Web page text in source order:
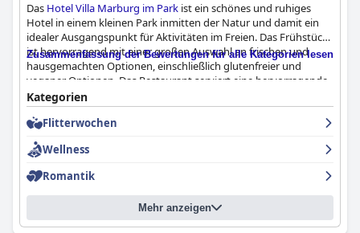
Das Hotel Villa Marburg im Park ist ein schönes und ruhiges
Hotel in einem kleinen Park inmitten der Natur und damit ein
idealer Ausgangspunkt für Aktivitäten im Freien. Das Frühstück
ist hervorragend mit einer großen Auswahl an frischen und
hausgemachten Optionen, einschließlich glutenfreier und
veganer Optionen. Das Restaurant serviert eine hervorragende
Küche mit einer großen Auswahl an vegetarischen und veganen
Optionen. Die Zimmer sind geräumig und geschmackvoll
eingerichtet, mit modernen Bädern und bequemen Betten. Das
Personal ist außergewöhnlich und bietet einen freundlichen und
kundenorientierten Service. Der Spa-Bereich ist wunderschön
gestaltet und bietet hochwertige Behandlungen. Die Parkplätze
sind bequem und einfach zu erreichen. Es gab zwar einige
negative Kommentare über die Weichheit einiger Matratzen,
aber insgesamt empfanden die Gäste das Hotel als einen
komfortablen und angenehmen Ort für ihren Aufenthalt.
Zusammenfassung der Bewertungen für alle Kategorien lesen
Kategorien
Flitterwochen
Wellness
Romantik
Mehr anzeigen